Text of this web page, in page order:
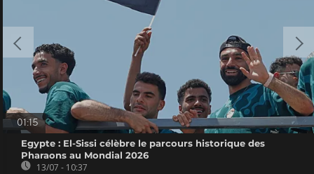
01:15
Egypte : El-Sissi célèbre le parcours historique des
Pharaons au Mondial 2026
13/07 - 10:37